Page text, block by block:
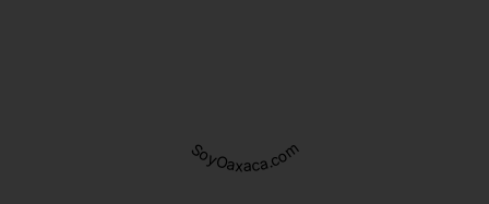
SoyOaxaca.com